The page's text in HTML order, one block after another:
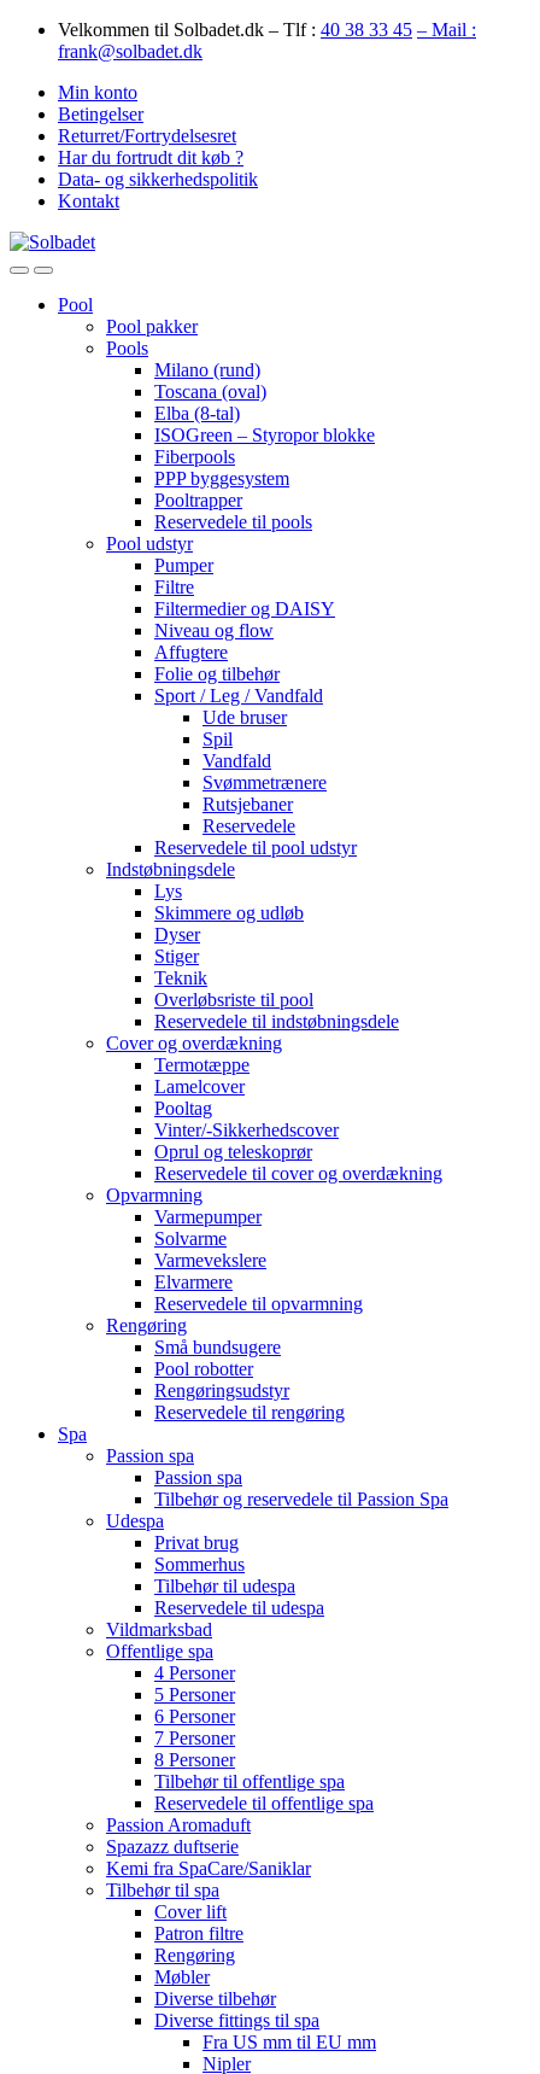
Skip
Skip
Velkommen til Solbadet.dk – Tlf : 40 38 33 45 – Mail :
frank@solbadet.dk
Min konto
Betingelser
Returret/Fortrydelsesret
Har du fortrudt dit køb ?
Data- og sikkerhedspolitik
Kontakt
OpenClose
Pool
Pool pakker
Pools
Milano (rund)
Toscana (oval)
Elba (8-tal)
ISOGreen – Styropor blokke
Fiberpools
PPP byggesystem
Pooltrapper
Reservedele til pools
Pool udstyr
Pumper
Filtre
Filtermedier og DAISY
Niveau og flow
Affugtere
Folie og tilbehør
Sport / Leg / Vandfald
Ude bruser
Spil
Vandfald
Svømmetrænere
Rutsjebaner
Reservedele
Reservedele til pool udstyr
Indstøbningsdele
Lys
Skimmere og udløb
Dyser
Stiger
Teknik
Overløbsriste til pool
Reservedele til indstøbningsdele
Cover og overdækning
Termotæppe
Lamelcover
Pooltag
Vinter/-Sikkerhedscover
Oprul og teleskoprør
Reservedele til cover og overdækning
Opvarmning
Varmepumper
Solvarme
Varmevekslere
Elvarmere
Reservedele til opvarmning
Rengøring
Små bundsugere
Pool robotter
Rengøringsudstyr
Reservedele til rengøring
Spa
Passion spa
Passion spa
Tilbehør og reservedele til Passion Spa
Udespa
Privat brug
Sommerhus
Tilbehør til udespa
Reservedele til udespa
Vildmarksbad
Offentlige spa
4 Personer
5 Personer
6 Personer
7 Personer
8 Personer
Tilbehør til offentlige spa
Reservedele til offentlige spa
Passion Aromaduft
Spazazz duftserie
Kemi fra SpaCare/Saniklar
Tilbehør til spa
Cover lift
Patron filtre
Rengøring
Møbler
Diverse tilbehør
Diverse fittings til spa
Fra US mm til EU mm
Nipler